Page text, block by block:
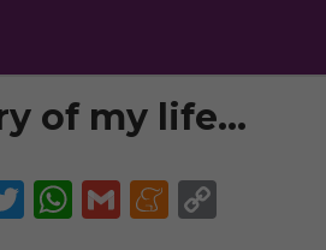
of my life…
Twitter
WhatsApp
Gmail